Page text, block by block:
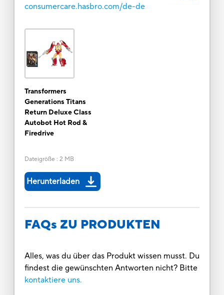
consumercare.hasbro.com/de-de
Transformers
Generations Titans
Return Deluxe Class
Autobot Hot Rod &
Firedrive
Dateigröße : 2 MB
Herunterladen
FAQs ZU PRODUKTEN
Alles, was du über das Produkt wissen musst. Du
findest die gewünschten Antworten nicht? Bitte
kontaktiere uns.